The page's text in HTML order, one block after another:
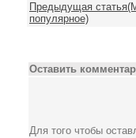
Предыдущая
популярное)
Оставить
Для того чтобы